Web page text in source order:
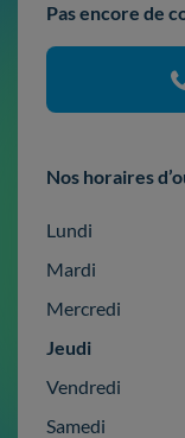
Pas encore de
Nos horaires
Lundi
Mardi
Mercredi
Jeudi
Vendredi
Samedi